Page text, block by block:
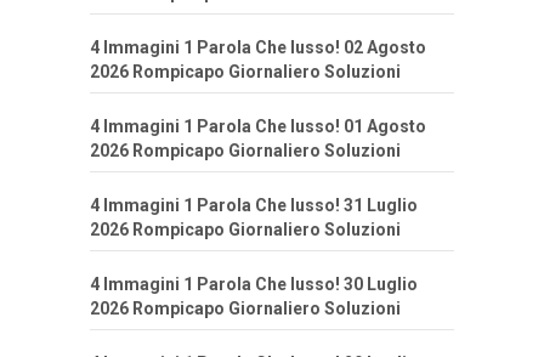
4 Immagini 1 Parola Che lusso! 02 Agosto
2026 Rompicapo Giornaliero Soluzioni
4 Immagini 1 Parola Che lusso! 01 Agosto
2026 Rompicapo Giornaliero Soluzioni
4 Immagini 1 Parola Che lusso! 31 Luglio
2026 Rompicapo Giornaliero Soluzioni
4 Immagini 1 Parola Che lusso! 30 Luglio
2026 Rompicapo Giornaliero Soluzioni